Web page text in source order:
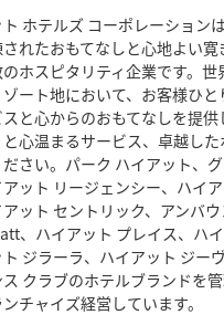
ホテルズ コーポレーション
れたおもてなしと心地よい寛
ホスピタリティ企業です。
ゾート地において、お客様ひ
と心からのおもてなしを提供
心温まるサービス、卓越し
さい。パーク ハイアット、
アット リージェンシー、ハイ
ット セントリック、アンバ
、ハイアット プレイス、ハイ
ジラーラ、ハイアット ジー
ス クラブのホテルブランドを
チャイズ経営しています。